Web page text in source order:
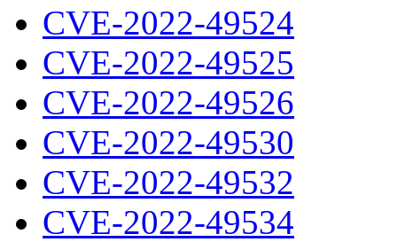
CVE-2022-49524
CVE-2022-49525
CVE-2022-49526
CVE-2022-49530
CVE-2022-49532
CVE-2022-49534